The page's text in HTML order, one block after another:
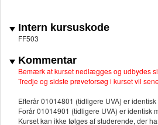
Intern kursuskode
FF503
Kommentar
Bemærk at kurset nedlægges og udbydes
Tredje og sidste prøveforsøg i kurset vil
Efterår 01014801 (tidligere UVA) er
Forår 01014901 (tidligere UVA) er identisk
Kurset kan ikke følges af studerende, der